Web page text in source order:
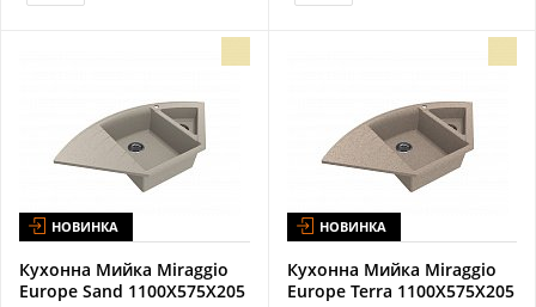
НОВИНКА
Кухонна Мийка Miraggio
Europe Sand 1100Х575Х205
НОВИНКА
Кухонна Мийка Miraggio
Europe Terra 1100Х575Х205